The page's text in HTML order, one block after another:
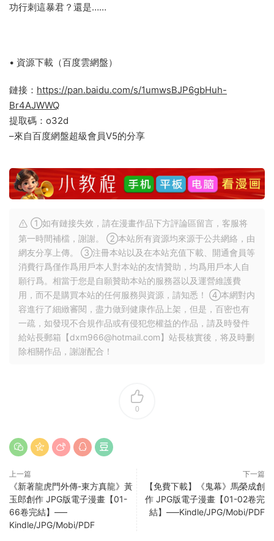
功行刺這暴君？還是……
• 資源下載（百度雲網盤）
鏈接： https://pan.baidu.com/s/1umwsBJP6gbHuh-
Br4AJWWQ
提取碼：o32d
–來自百度網盤超級會員V5的分享
①如有鏈接失效，請在漫畫作品下方評論區留言，客服将
第一時間補檔，謝謝。 ②本站所有資源均來源于公共網絡，由
網友分享上傳。 ③注冊本站以及在本站充值下載、開通會員等
消費行爲僅作爲用戶本人對本站的友情贊助，均爲用戶本人自
願行爲。相當于您是自願贊助本站的服務器以及運營維護費
用，而不是購買本站的任何服務與資源，請知悉！ ④本網對内
容進行了細緻審閱，盡力做到健康作品上架，但是，百密也有
一疏，如發現不合規作品或有侵犯您權益的作品，請及時發件
給站長郵箱【dxm966@hotmail.com】站長核實後，将及時删
除相關作品，謝謝配合！
0
上一篇
《新著龍虎門外傳-東方真龍》黃
玉郎創作 JPG版電子漫畫【01-
66卷完結】—–
Kindle/JPG/Mobi/PDF
下一篇
【免費下載】《鬼幕》馬榮成創
作 JPG版電子漫畫【01-02卷完
結】—–Kindle/JPG/Mobi/PDF